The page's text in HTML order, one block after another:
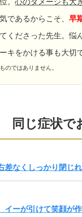
。 心のダメージも大
であるからこそ、 早
くださった先生。悩
キをかける事も大切
のではありません。
同じ症状で
差なくしっかり閉じ
ーが引けて笑顔が